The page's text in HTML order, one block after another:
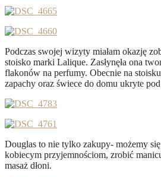
Podczas swojej wizyty miałam okazję
stoisko marki Lalique. Zasłynęła ona
flakonów na perfumy. Obecnie na
zapachy oraz świece do domu ukryte
Douglas to nie tylko zakupy- możemy
kobiecym przyjemnościom, zrobić
masaż dłoni.